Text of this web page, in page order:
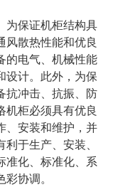
为保证机柜结构具
风散热性能和优良
的电气、机械性能
设计。此外，为保
抗冲击、抗振、防
机柜必须具有优良
、安装和维护，并
于生产、安装、
准化、标准化、系
协调。